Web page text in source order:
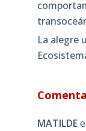
La alegre
MATILDE